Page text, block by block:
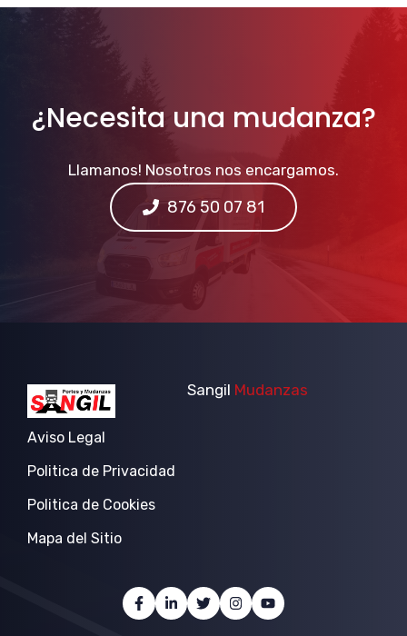
¿Necesita una mudanza?
Llamanos! Nosotros nos encargamos.
876 50 07 81
Sangil Mudanzas
Aviso Legal
Politica de Privacidad
Politica de Cookies
Mapa del Sitio